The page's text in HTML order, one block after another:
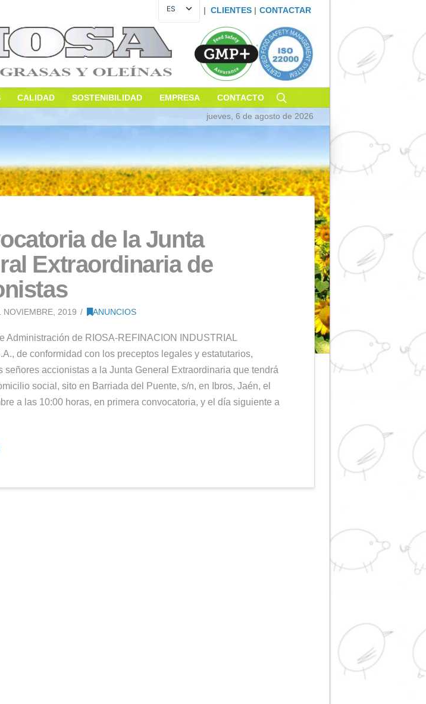
ES
EN
FR
DE
PT
IT
|
SOSTENIBILIDAD EMPRESA
jueves, 6 de agosto de
Convocatoria de la Junta
General Extraordinaria de
Accionistas
HEC 11 NOVIEMBRE, 2019 ANUNCIOS
El Consejo de Administración de RIOSA-REFINACION INDUSTRIAL
convoca a los señores accionistas a la Junta General Extraordinaria que tendrá
lugar en el domicilio social, sito en Barriada del Puente, s/n, en Ibros, Jaén, el
16 de Diciembre a las 10:00 horas, en primera convocatoria, y el día siguiente a
la …